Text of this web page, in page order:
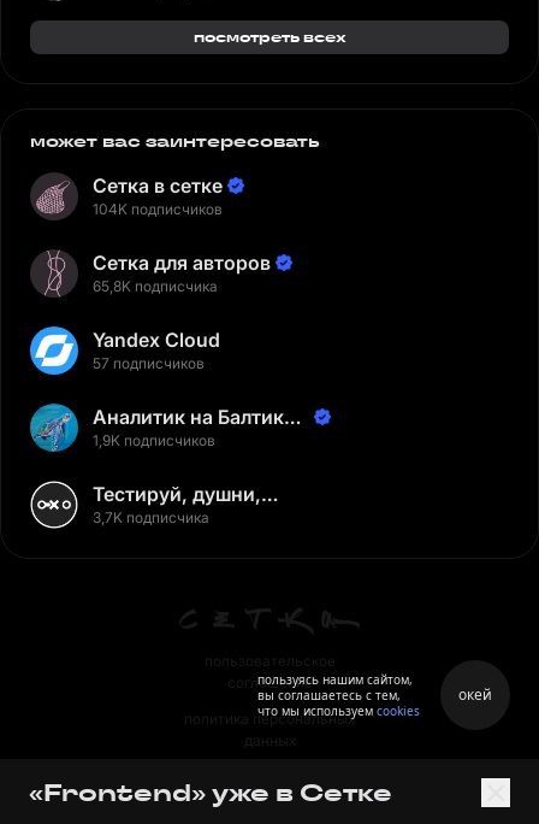
посмотреть всех
может вас заинтересовать
Сетка в сетке
104K подписчиков
Сетка для авторов
65,8K подписчика
Yandex Cloud
57 подписчиков
Аналитик на Балтике |
Неверов Станислав
1,9K подписчиков
Тестируй, душни,
наслаждайся
3,7K подписчика
пользовательское
соглашение
политика персональных
данных
правила применения
«Frontend» уже в Сетке
пользуясь нашим сайтом,
вы соглашаетесь с тем,
что мы используем cookies
окей